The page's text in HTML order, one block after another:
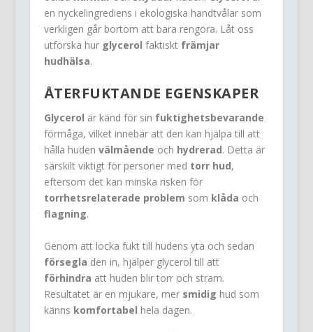
en nyckelingrediens i ekologiska handtvålar som
verkligen går bortom att bara rengöra. Låt oss
utforska hur glycerol faktiskt främjar
hudhälsa.
ÅTERFUKTANDE EGENSKAPER
Glycerol är känd för sin fuktighetsbevarande
förmåga, vilket innebär att den kan hjälpa till att
hålla huden välmående och hydrerad. Detta är
särskilt viktigt för personer med torr hud,
eftersom det kan minska risken för
torrhetsrelaterade problem som klåda och
flagning.
Genom att locka fukt till hudens yta och sedan
försegla den in, hjälper glycerol till att
förhindra att huden blir torr och stram.
Resultatet är en mjukare, mer smidig hud som
känns komfortabel hela dagen.